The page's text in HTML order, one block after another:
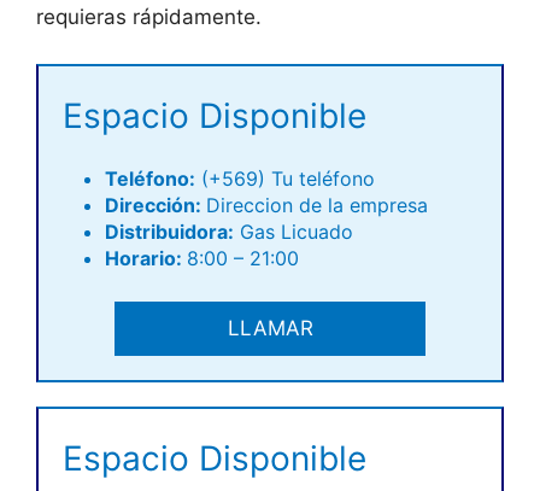
requieras rápidamente.
Espacio Disponible
Teléfono: (+569) Tu teléfono
Dirección: Direccion de la empresa
Distribuidora: Gas Licuado
Horario: 8:00 – 21:00
LLAMAR
Espacio Disponible